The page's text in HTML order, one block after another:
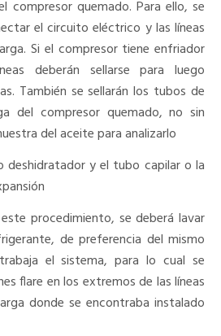
compresor quemado. Para ello, se
el circuito eléctrico y las líneas
Si el compresor tiene enfriador
deberán sellarse para luego
También se sellarán los tubos de
del compresor quemado, no sin
del aceite para analizarlo
deshidratador y el tubo capilar o la
procedimiento, se deberá lavar
de preferencia del mismo
el sistema, para lo cual se
flare en los extremos de las líneas
donde se encontraba instalado